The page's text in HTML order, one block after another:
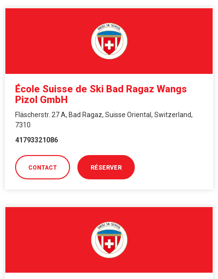
École Suisse de Ski Bad Ragaz Wangs
Pizol GmbH
Fläscherstr. 27 A, Bad Ragaz, Suisse Oriental, Switzerland,
7310
41793321086
CONTACT RÉSERVER